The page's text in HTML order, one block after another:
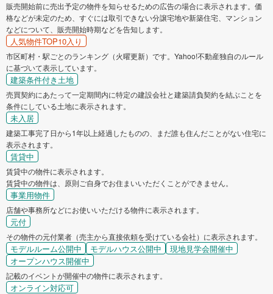
販売開始前に売出予定の物件を知らせるための広告の場合に表示されます。価
格などが未定のため、すぐには取引できない分譲宅地や新築住宅、マンション
などについて、販売開始時期などを告知します。
人気物件TOP10入り
市区町村・駅ごとのランキング（火曜更新）です。Yahoo!不動産独自のルール
に基づいて表示しています。
建築条件付き土地
売買契約にあたって一定期間内に特定の建設会社と建築請負契約を結ぶことを
条件にしている土地に表示されます。
未入居
建築工事完了日から1年以上経過したものの、まだ誰も住んだことがない住宅に
表示されます。
賃貸中
賃貸中の物件に表示されます。
賃貸中の物件は、原則ご自身でお住まいいただくことができません。
事業用物件
店舗や事務所などにお使いいただける物件に表示されます。
元付
その物件の元付業者（売主から直接依頼を受けている会社）に表示されます。
モデルルーム公開中 モデルハウス公開中
現地見学会開催中
オープンハウス開催中
記載のイベントが開催中の物件に表示されます。
オンライン対応可